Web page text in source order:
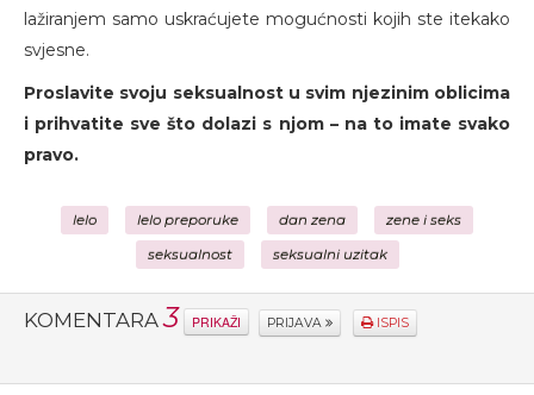
lažiranjem samo uskraćujete mogućnosti kojih ste itekako
svjesne.
Proslavite svoju seksualnost u svim njezinim oblicima
i prihvatite sve što dolazi s njom – na to imate svako
pravo.
lelo lelo preporuke dan zena zene i seks
seksualnost seksualni uzitak
KOMENTARA3 PRIKAŽI PRIJAVA ISPIS